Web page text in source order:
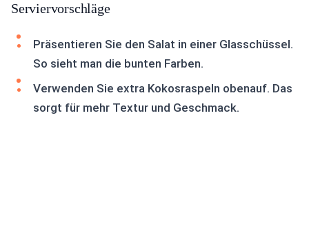
Serviervorschläge
Präsentieren Sie den Salat in einer Glasschüssel.
So sieht man die bunten Farben.
Verwenden Sie extra Kokosraspeln obenauf. Das
sorgt für mehr Textur und Geschmack.